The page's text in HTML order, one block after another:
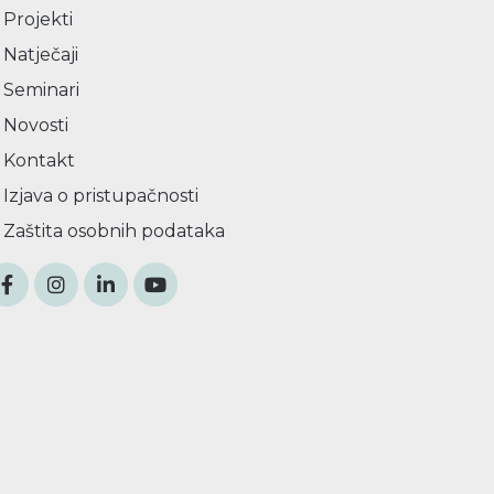
Projekti
Natječaji
Seminari
Novosti
Kontakt
Izjava o pristupačnosti
Zaštita osobnih podataka